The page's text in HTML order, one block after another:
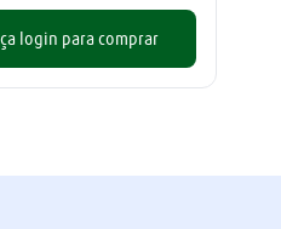
login para comprar